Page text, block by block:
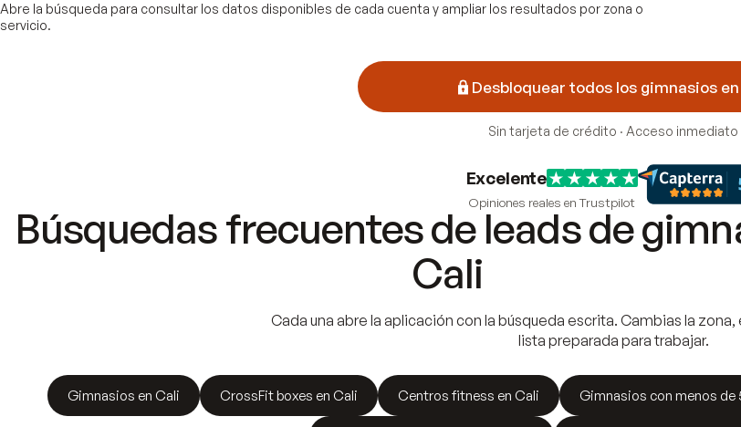
Abre la búsqueda para consultar los datos disponibles de cada cuenta y ampliar los resultados por zona o
servicio.
Desbloquear todos los gimnasios
Sin tarjeta de crédito · Acceso inmediato
Excelente
Opiniones reales en Trustpilot
Búsquedas frecuentes de leads de
Cali
Cada una abre la aplicación con la búsqueda escrita. Cambias la
lista preparada para trabajar.
Gimnasios en Cali CrossFit boxes en Cali Centros fitness en Cali Gimnasios con menos de